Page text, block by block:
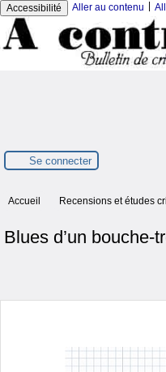
Accessibilité Aller au contenu
Se connecter
Accueil Recensions et études
Blues d’un bouche-